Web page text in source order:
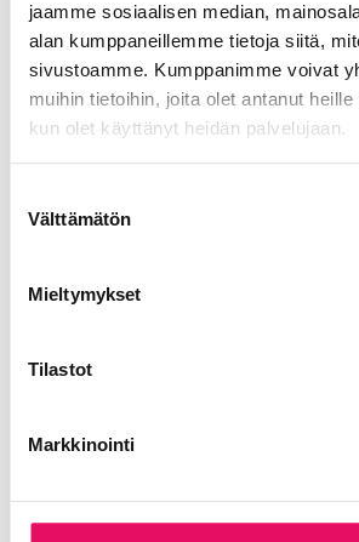
jaamme sosiaalisen median,
alan kumppaneillemme tietoja siitä,
sivustoamme. Kumppanimme voivat
muihin tietoihin, joita olet antanut
kun olet käyttänyt heidän palvelujaan.
valinta
Välttämätön
Mieltymykset
Tilastot
Markkinointi